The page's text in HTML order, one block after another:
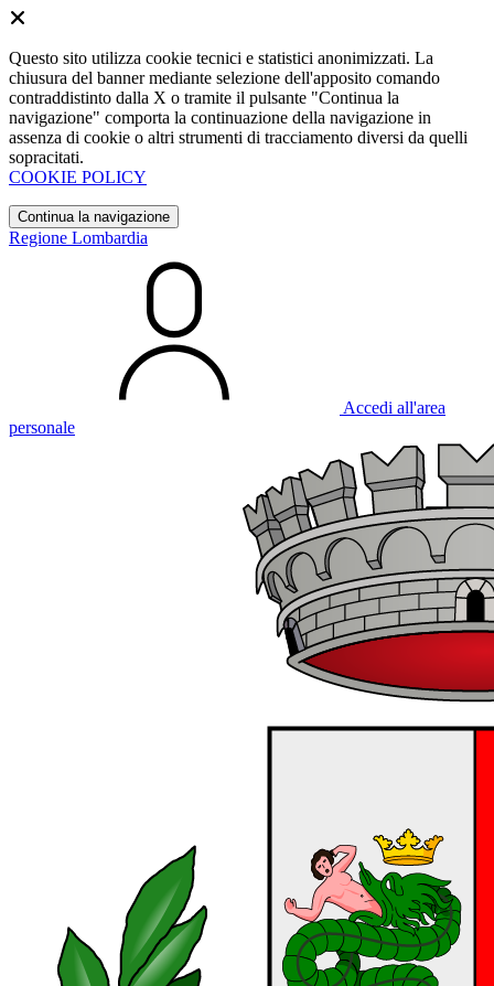
Questo sito utilizza cookie tecnici e statistici anonimizzati. La
chiusura del banner mediante selezione dell'apposito comando
contraddistinto dalla X o tramite il pulsante "Continua la
navigazione" comporta la continuazione della navigazione in
assenza di cookie o altri strumenti di tracciamento diversi da quelli
sopracitati.
COOKIE POLICY
Continua la navigazione
Regione Lombardia
Accedi all'area
personale